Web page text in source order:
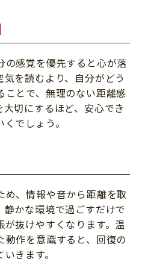
の感覚を優先すると心が落
を読むより、自分がどう
とで、無理のない距離感
切にするほど、安心でき
でしょう。
め、情報や音から距離を取
かな環境で過ごすだけで
抜けやすくなります。温
作を意識すると、回復の
きます。